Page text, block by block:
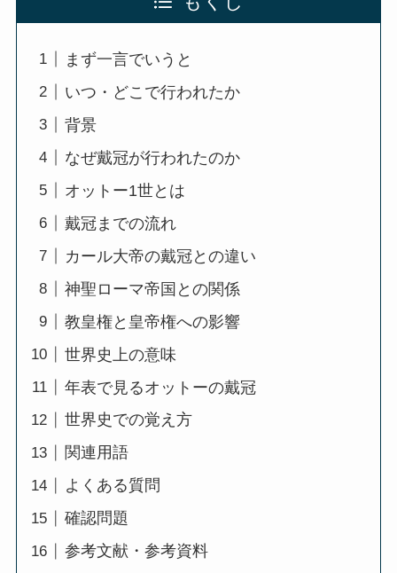
まず一言でいうと
いつ・どこで行われたか
背景
なぜ戴冠が行われたのか
オットー1世とは
戴冠までの流れ
カール大帝の戴冠との違い
神聖ローマ帝国との関係
教皇権と皇帝権への影響
世界史上の意味
年表で見るオットーの戴冠
世界史での覚え方
関連用語
よくある質問
確認問題
参考文献・参考資料